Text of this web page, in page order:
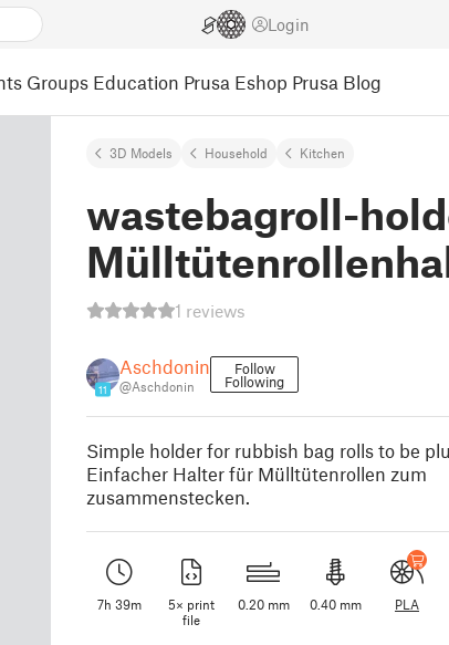
Login
Groups Education Prusa Eshop Prusa Blog
3D Models Household Kitchen
wastebagroll-
1 reviews
11
Aschdonin
@Aschdonin
Follow
Following
Simple holder for rubbish bag rolls to be
Einfacher Halter für Mülltütenrollen zum
zusammenstecken.
7h 39m
5× print
file
0.20 mm 0.40 mm PLA